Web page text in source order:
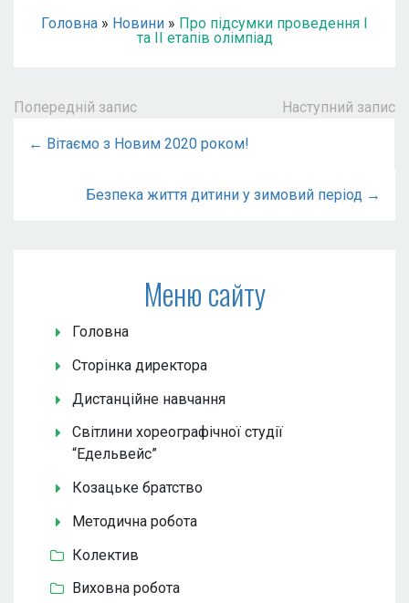
Головна » Новини » Про підсумки проведення І
та ІІ етапів олімпіад
Попередній запис Наступний запис
← Вітаємо з Новим 2020 роком!
Безпека життя дитини у зимовий період →
Меню сайту
Головна
Сторінка директора
Дистанційне навчання
Світлини хореографічної студії
“Едельвейс”
Козацьке братство
Методична робота
Колектив
Виховна робота